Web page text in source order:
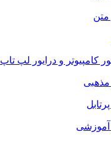
متن
کامپیوتر و درایور لپ تاپ
مذهبی
آموزشی